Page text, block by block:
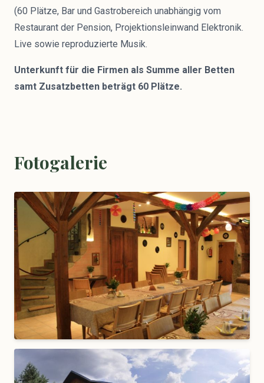
(60 Plätze, Bar und Gastrobereich unabhängig vom
Restaurant der Pension, Projektionsleinwand Elektronik.
Live sowie reproduzierte Musik.
Unterkunft für die Firmen als Summe aller Betten
samt Zusatzbetten beträgt 60 Plätze.
Fotogalerie